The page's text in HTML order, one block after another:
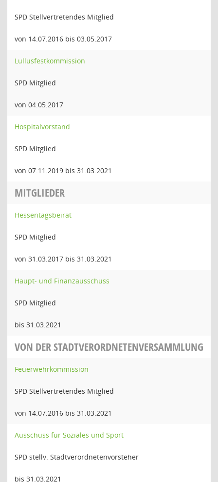
SPD Stellvertretendes Mitglied
von 14.07.2016 bis 03.05.2017
Lullusfestkommission
SPD Mitglied
von 04.05.2017
Hospitalvorstand
SPD Mitglied
von 07.11.2019 bis 31.03.2021
MITGLIEDER
Hessentagsbeirat
SPD Mitglied
von 31.03.2017 bis 31.03.2021
Haupt- und Finanzausschuss
SPD Mitglied
bis 31.03.2021
VON DER STADTVERORDNETENVERSAMMLUNG
Feuerwehrkommission
SPD Stellvertretendes Mitglied
von 14.07.2016 bis 31.03.2021
Ausschuss für Soziales und Sport
SPD stellv. Stadtverordnetenvorsteher
bis 31.03.2021